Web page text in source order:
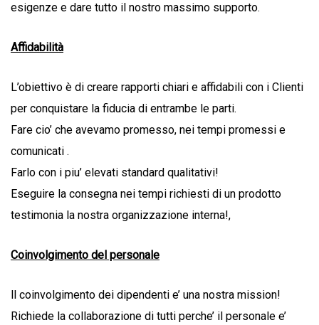
esigenze e dare tutto il nostro massimo supporto.
Affidabilità
L’obiettivo è di creare rapporti chiari e affidabili con i Clienti
per conquistare la fiducia di entrambe le parti.
Fare cio’ che avevamo promesso, nei tempi promessi e
comunicati .
Farlo con i piu’ elevati standard qualitativi!
Eseguire la consegna nei tempi richiesti di un prodotto
testimonia la nostra organizzazione interna!,
Coinvolgimento del personale
ll coinvolgimento dei dipendenti e’ una nostra mission!
Richiede la collaborazione di tutti perche’ il personale e’